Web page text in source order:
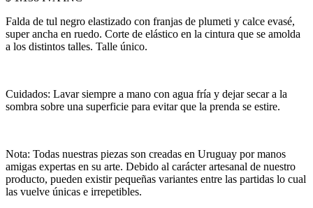
Falda de tul negro elastizado con franjas de plumeti y calce evasé,
super ancha en ruedo. Corte de elástico en la cintura que se amolda
a los distintos talles. Talle único.
Cuidados: Lavar siempre a mano con agua fría y dejar secar a la
sombra sobre una superficie para evitar que la prenda se estire.
Nota: Todas nuestras piezas son creadas en Uruguay por manos
amigas expertas en su arte. Debido al carácter artesanal de nuestro
producto, pueden existir pequeñas variantes entre las partidas lo cual
las vuelve únicas e irrepetibles.